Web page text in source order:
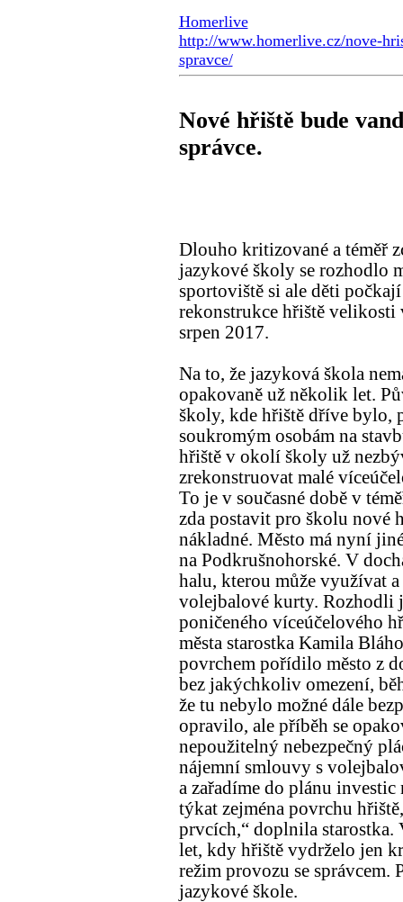
Homerlive
http://www.homerlive.cz/nove-
spravce/
Nové hřiště bude
správce.
Dlouho kritizované a téměř
jazykové školy se rozhodlo
sportoviště si ale děti
rekonstrukce hřiště
srpen 2017.
Na to, že jazyková škola
opakovaně už několik let.
školy, kde hřiště dříve bylo,
soukromým osobám na
hřiště v okolí školy už
zrekonstruovat malé
To je v současné době v
zda postavit pro školu nové
nákladné. Město má nyní
na Podkrušnohorské. V
halu, kterou může využívat
volejbalové kurty. Rozhodli
poničeného víceúčelového
města starostka Kamila
povrchem pořídilo město z
bez jakýchkoliv omezení,
že tu nebylo možné dále
opravilo, ale příběh se
nepoužitelný nebezpečný
nájemní smlouvy s
a zařadíme do plánu
týkat zejména povrchu
prvcích,“ doplnila starostka.
let, kdy hřiště vydrželo jen
režim provozu se správcem.
jazykové škole.